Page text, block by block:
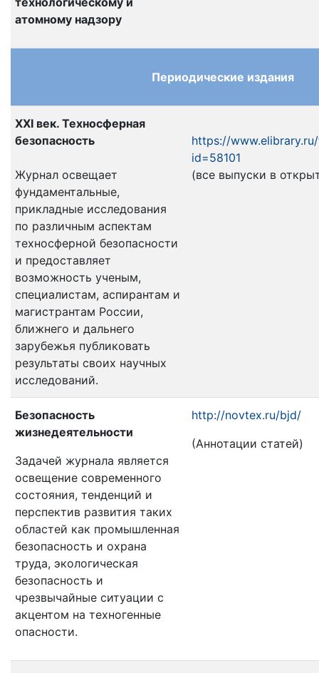
атомному надзору
Периодические издания
ХХI век. Техносферная
безопасность
Журнал освещает
фундаментальные,
прикладные исследования
по различным аспектам
техносферной безопасности
и предоставляет
возможность ученым,
специалистам, аспирантам и
магистрантам России,
ближнего и дальнего
зарубежья публиковать
результаты своих научных
исследований.
https://
id=58101
(все выпуски в
Безопасность
жизнедеятельности
Задачей журнала является
освещение современного
состояния, тенденций и
перспектив развития таких
областей как промышленная
безопасность и охрана
труда, экологическая
безопасность и
чрезвычайные ситуации с
акцентом на техногенные
опасности.
http://novtex.ru/bjd/
(Аннотации статей)